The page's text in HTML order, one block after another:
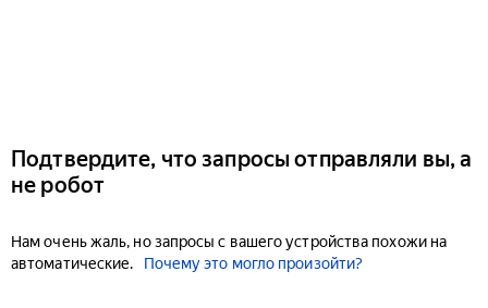
Подтвердите, что запросы отправляли вы, а
не робот
Нам очень жаль, но запросы с вашего устройства похожи на
автоматические.
Почему это могло произойти?